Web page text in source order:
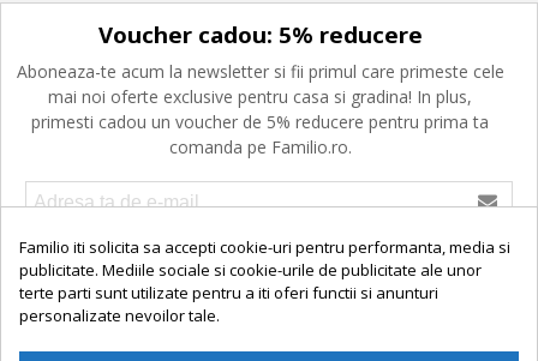
Voucher cadou: 5% reducere
Aboneaza-te acum la newsletter si fii primul care primeste cele
mai noi oferte exclusive pentru casa si gradina! In plus,
primesti cadou un voucher de 5% reducere pentru prima ta
comanda pe Familio.ro.
Confirm ca am peste 16 ani, am citit, am inteles si imi exprim
consimtamantul privind prelucrarea datelor cu caracter personal,
politica de cookies si termenii si conditiile de utilizare.
Familio iti solicita sa accepti cookie-uri pentru performanta, media si
publicitate. Mediile sociale si cookie-urile de publicitate ale unor
terte parti sunt utilizate pentru a iti oferi functii si anunturi
personalizate nevoilor tale.